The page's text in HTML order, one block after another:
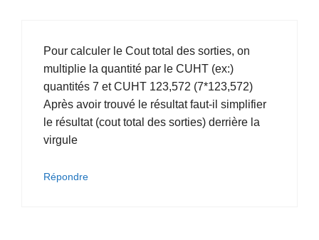
Pour calculer le Cout total des sorties, on
multiplie la quantité par le CUHT (ex:)
quantités 7 et CUHT 123,572 (7*123,572)
Après avoir trouvé le résultat faut-il simplifier
le résultat (cout total des sorties) derrière la
virgule
Répondre